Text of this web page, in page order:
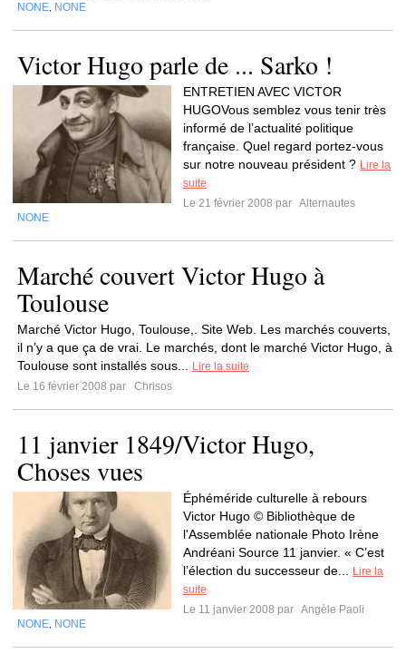
NONE NONE
Victor Hugo parle de ... Sarko !
ENTRETIEN AVEC VICTOR
HUGOVous semblez vous tenir très
informé de l’actualité politique
française. Quel regard portez-vous
sur notre nouveau président ? Lire la
suite
Le 21 février 2008 par Alternautes
NONE
Marché couvert Victor Hugo à
Toulouse
Marché Victor Hugo, Toulouse,. Site Web. Les marchés couverts,
il n’y a que ça de vrai. Le marchés, dont le marché Victor Hugo, à
Toulouse sont installés sous...
Lire la suite
Le 16 février 2008 par
Chrisos
11 janvier 1849/Victor Hugo,
Choses vues
Éphéméride culturelle à rebours
Victor Hugo © Bibliothèque de
l'Assemblée nationale Photo Irène
Andréani Source 11 janvier. « C’est
l’élection du successeur de...
Lire la
suite
Le 11 janvier 2008 par Angèle Paoli
NONE NONE